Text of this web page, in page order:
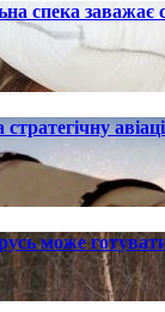
спека
може